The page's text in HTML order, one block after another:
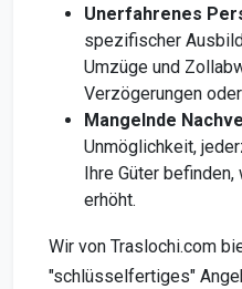
Unerfahrenes
spezifischer
Umzüge und
Verzögerungen
Mangelnde
Unmöglichkeit,
Ihre Güter
erhöht.
Wir von Traslochi.com
"schlüsselfertiges"